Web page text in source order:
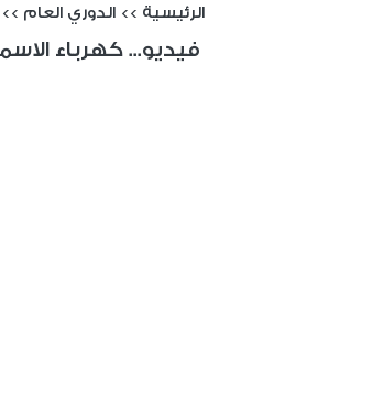
الرئيسية >> الدوري العام >>
فيديو... كهرباء